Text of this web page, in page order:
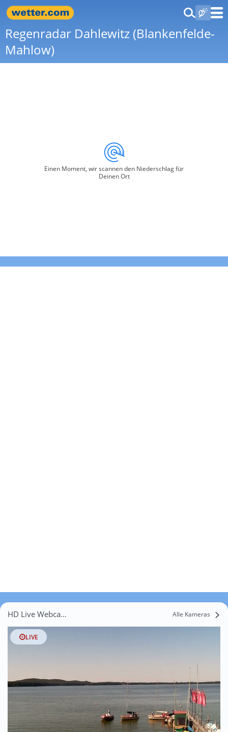
Regenradar Dahlewitz (Blankenfelde-
Mahlow)
Einen Moment, wir scannen den Niederschlag für
Deinen Ort
HD Live Webcams Dahlewitz Alle Kameras
LIVE